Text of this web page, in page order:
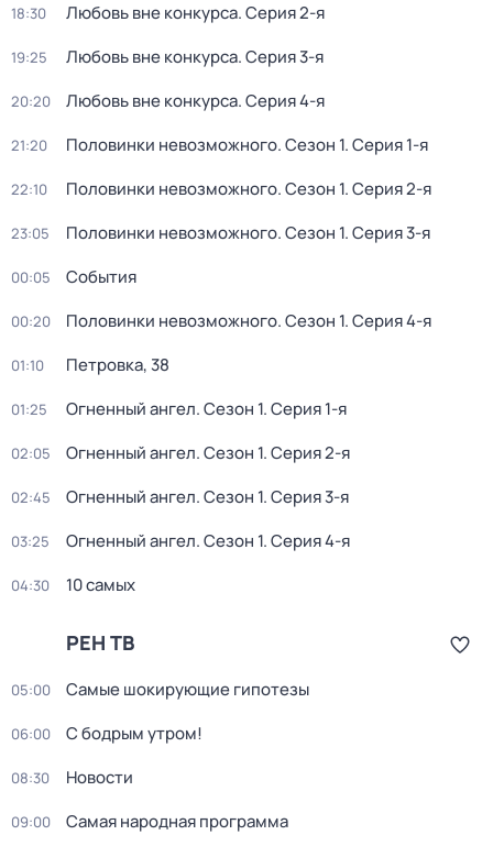
18:30 Любовь вне конкурса. Серия 2-я
19:25 Любовь вне конкурса. Серия 3-я
20:20 Любовь вне конкурса. Серия 4-я
21:20 Половинки невозможного. Сезон 1. Серия 1-я
22:10 Половинки невозможного. Сезон 1. Серия 2-я
23:05 Половинки невозможного. Сезон 1. Серия 3-я
00:05 События
00:20 Половинки невозможного. Сезон 1. Серия 4-я
01:10 Петровка, 38
01:25 Огненный ангел. Сезон 1. Серия 1-я
02:05 Огненный ангел. Сезон 1. Серия 2-я
02:45 Огненный ангел. Сезон 1. Серия 3-я
03:25 Огненный ангел. Сезон 1. Серия 4-я
04:30 10 самых
РЕН ТВ
05:00 Самые шoкиpующие гипотезы
06:00 С бодрым утром!
08:30 Новости
09:00 Самая народная программа